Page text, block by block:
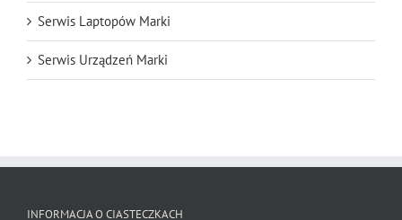
Serwis Laptopów Marki
Serwis Urządzeń Marki
INFORMACJA O CIASTECZKACH